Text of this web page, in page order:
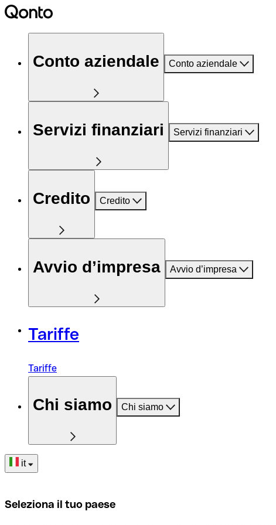
Conto aziendale Conto aziendale
Servizi finanziari Servizi finanziari
Credito Credito
Avvio d’impresa Avvio d’impresa
Tariffe
Tariffe
Chi siamo Chi siamo
it
Seleziona il tuo paese